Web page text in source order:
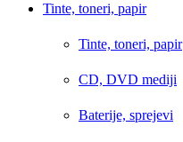
Tinte, toneri, papir
Tinte, toneri, papir
CD, DVD mediji
Baterije, sprejevi